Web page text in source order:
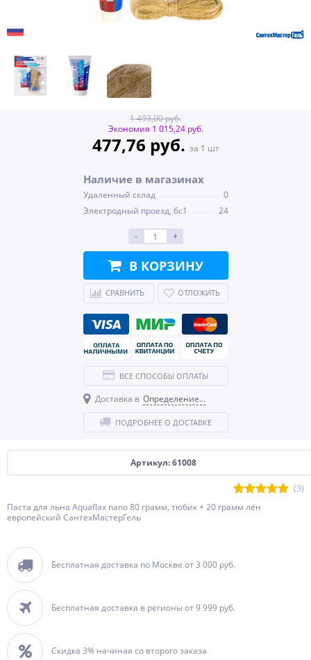
Артикул: 61008
(3)
Паста для льна Aquaflax nano 80 грамм, тюбик + 20 грамм лён
европейский СантехМастерГель
Бесплатная доставка по Москве от 3 000 руб.
Бесплатная доставка в регионы от 9 999 руб.
Скидка 3% начиная со второго заказа
1 493,00 руб.
Экономия 1 015,24 руб.
477,76 руб. за 1 шт
Наличие в магазинах
Удаленный склад
0
Электродный проезд, 6с1
24
- +
В КОРЗИНУ
СРАВНИТЬ ОТЛОЖИТЬ
ВСЕ СПОСОБЫ ОПЛАТЫ
Доставка в Определение...
ПОДРОБНЕЕ О ДОСТАВКЕ